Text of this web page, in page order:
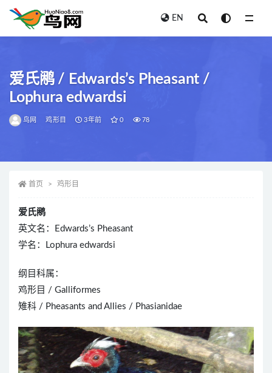
EN
爱氏鹇 / Edwards’s Pheasant /
Lophura edwardsi
鸟网 鸡形目 3年前 0 78
首页 鸡形目
爱氏鹇
英文名：Edwards’s Pheasant
学名：Lophura edwardsi
纲目科属：
鸡形目 / Galliformes
雉科 / Pheasants and Allies / Phasianidae